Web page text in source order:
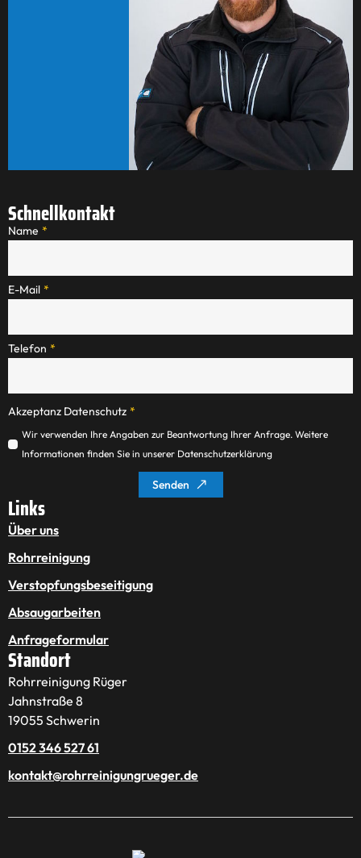
Schnellkontakt
Name *
E-Mail *
Telefon *
Akzeptanz Datenschutz *
Wir verwenden Ihre Angaben zur Beantwortung Ihrer Anfrage. Weitere
Informationen finden Sie in unserer Datenschutzerklärung
Senden
Links
Über uns
Rohrreinigung
Verstopfungsbeseitigung
Absaugarbeiten
Anfrageformular
Standort
Rohrreinigung Rüger
Jahnstraße 8
19055 Schwerin
0152 346 527 61
kontakt@rohrreinigungrueger.de